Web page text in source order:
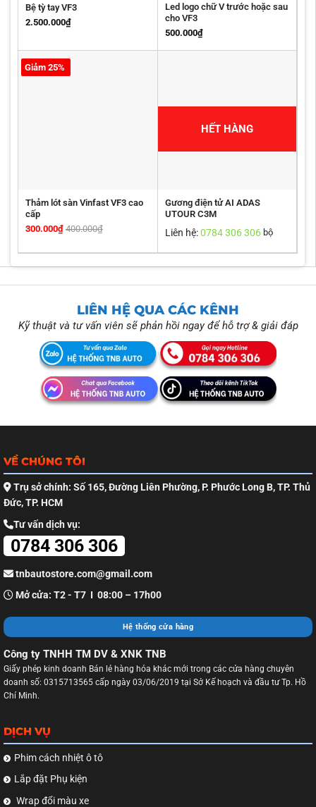
Bệ tỳ tay VF3
2.500.000₫
Led logo chữ V trước hoặc sau
cho VF3
500.000₫
Giảm 25%
Thảm lót sàn Vinfast VF3 cao
cấp
300.000₫ 400.000₫
HẾT HÀNG
Gương điện tử AI ADAS
UTOUR C3M
Liên hệ:0784 306 306bộ
LIÊN HỆ QUA CÁC KÊNH
Kỹ thuật và tư vấn viên sẽ phản hồi ngay để hỗ trợ & giải đáp
VỀ CHÚNG TÔI
Trụ sở chính: Số 165, Đường Liên Phường, P. Phước Long B, TP. Thủ
Đức, TP. HCM
Tư vấn dịch vụ:
0784 306 306
tnbautostore.com@gmail.com
Mở cửa: T2 - T7 I 08:00 – 17h00
Hệ thống cửa hàng
Công ty TNHH TM DV & XNK TNB
Giấy phép kinh doanh Bán lẻ hàng hóa khác mới trong các cửa hàng chuyên
doanh số: 0315713565 cấp ngày 03/06/2019 tại Sở Kế hoạch và đầu tư Tp. Hồ
Chí Minh.
DỊCH VỤ
Phim cách nhiệt ô tô
Lắp đặt Phụ kiện
Wrap đổi màu xe